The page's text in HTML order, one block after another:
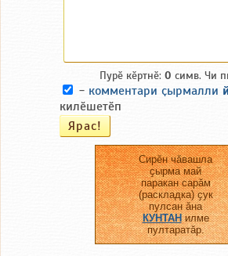
Пурӗ кӗртнӗ: 0 симв. Чи
- комментари ҫырмалли
килӗшетӗп
Сирӗн чӑвашла
ҫырма май
паракан сарӑм
(раскладка) ҫук
пулсан ӑна
КУНТАНилме
пултаратӑр.